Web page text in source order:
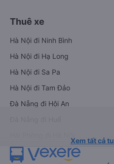
Thuê xe
Hà Nội đi Ninh Bình
Hà Nội đi Hạ Long
Hà Nội đi Sa Pa
Hà Nội đi Tam Đảo
Đà Nẵng đi Hội An
Xem tất cả